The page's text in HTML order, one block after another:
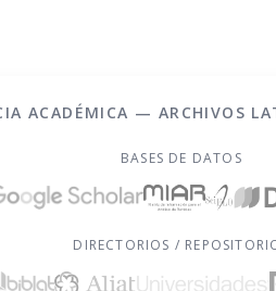
ACADÉMICA — ARCHIVOS
BASES DE DATOS
DIRECTORIOS /